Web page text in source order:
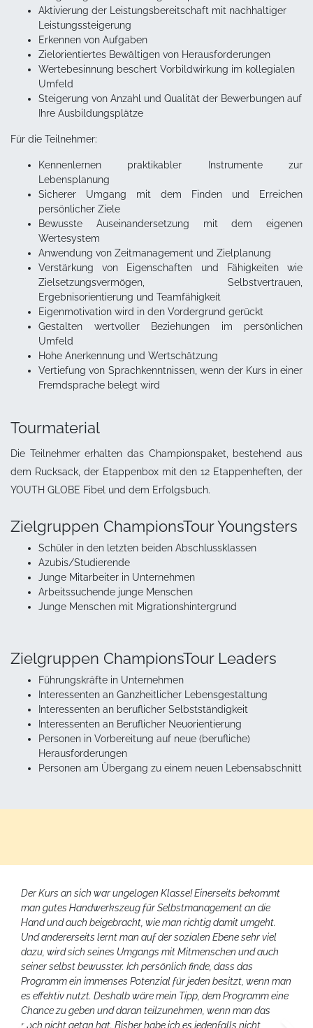
Aktivierung der Leistungsbereitschaft mit nachhaltiger
Leistungssteigerung
Erkennen von Aufgaben
Zielorientiertes Bewältigen von Herausforderungen
Wertebesinnung beschert Vorbildwirkung im kollegialen
Umfeld
Steigerung von Anzahl und Qualität der Bewerbungen auf
Ihre Ausbildungsplätze
Für die Teilnehmer:
Kennenlernen praktikabler Instrumente zur
Lebensplanung
Sicherer Umgang mit dem Finden und Erreichen
persönlicher Ziele
Bewusste Auseinandersetzung mit dem eigenen
Wertesystem
Anwendung von Zeitmanagement und Zielplanung
Verstärkung von Eigenschaften und Fähigkeiten wie
Zielsetzungsvermögen, Selbstvertrauen,
Ergebnisorientierung und Teamfähigkeit
Eigenmotivation wird in den Vordergrund gerückt
Gestalten wertvoller Beziehungen im persönlichen
Umfeld
Hohe Anerkennung und Wertschätzung
Vertiefung von Sprachkenntnissen, wenn der Kurs in einer
Fremdsprache belegt wird
Tourmaterial
Die Teilnehmer erhalten das Championspaket, bestehend aus
dem Rucksack, der Etappenbox mit den 12 Etappenheften, der
YOUTH GLOBE Fibel und dem Erfolgsbuch.
Zielgruppen ChampionsTour Youngsters
Schüler in den letzten beiden Abschlussklassen
Azubis/Studierende
Junge Mitarbeiter in Unternehmen
Arbeitssuchende junge Menschen
Junge Menschen mit Migrationshintergrund
Zielgruppen ChampionsTour Leaders
Führungskräfte in Unternehmen
Interessenten an Ganzheitlicher Lebensgestaltung
Interessenten an beruflicher Selbstständigkeit
Interessenten an Beruflicher Neuorientierung
Personen in Vorbereitung auf neue (berufliche)
Herausforderungen
Personen am Übergang zu einem neuen Lebensabschnitt
Der Kurs an sich war ungelogen Klasse! Einerseits bekommt
man gutes Handwerkszeug für Selbstmanagement an die
Hand und auch beigebracht, wie man richtig damit umgeht.
Und andererseits lernt man auf der sozialen Ebene sehr viel
dazu, wird sich seines Umgangs mit Mitmenschen und auch
seiner selbst bewusster. Ich persönlich finde, dass das
Programm ein immenses Potenzial für jeden besitzt, wenn man
es effektiv nutzt. Deshalb wäre mein Tipp, dem Programm eine
Chance zu geben und daran teilzunehmen, wenn man das
noch nicht getan hat. Bisher habe ich es jedenfalls nicht